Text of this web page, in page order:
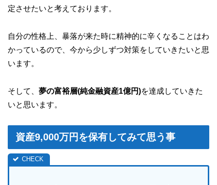
定させたいと考えております。
自分の性格上、暴落が来た時に精神的に辛くなることはわ
かっているので、今から少しずつ対策をしていきたいと思
います。
そして、 夢の富裕層(純金融資産1億円)を達成していきた
いと思います。
資産9,000万円を保有してみて思う事